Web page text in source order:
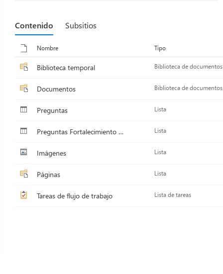
Contenido Subsitios
Nombre Tipo
Biblioteca temporal Biblioteca de documentos
Documentos Biblioteca de documentos
Preguntas Lista
Preguntas Fortalecimiento de Museos Lista
Imágenes Lista
Páginas Lista
Tareas de flujo de trabajo Lista de tareas